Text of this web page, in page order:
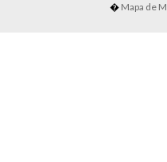
Mapa de